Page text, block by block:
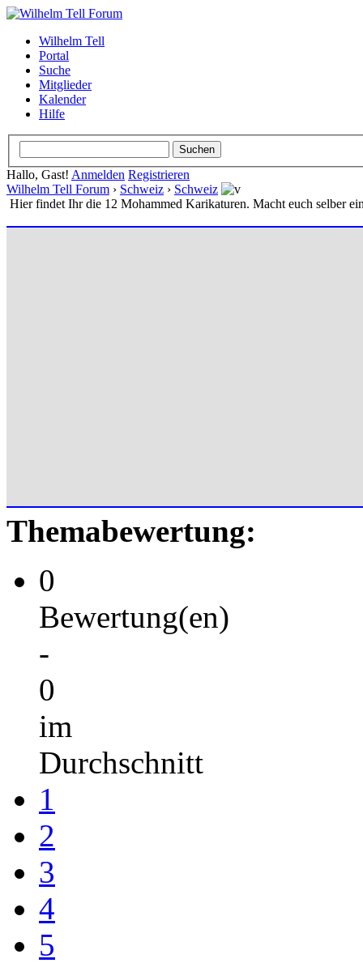
Wilhelm Tell
Portal
Suche
Mitglieder
Kalender
Hilfe
Hallo, Gast! Anmelden Registrieren
Wilhelm Tell Forum › Schweiz › Schweiz
Hier findet Ihr die 12 Mohammed Karikaturen. Macht euch selber
Themabewertung:
0
Bewertung(en)
-
0
im
Durchschnitt
1
2
3
4
5